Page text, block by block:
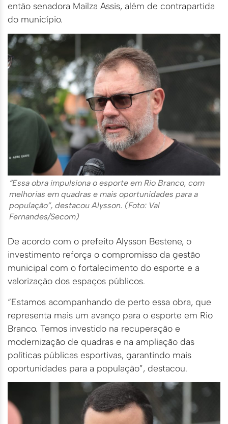
então senadora Mailza Assis, além de contrapartida
do município.
“Essa obra impulsiona o esporte em Rio Branco, com
melhorias em quadras e mais oportunidades para a
população”, destacou Alysson. (Foto: Val
Fernandes/Secom)
De acordo com o prefeito Alysson Bestene, o
investimento reforça o compromisso da gestão
municipal com o fortalecimento do esporte e a
valorização dos espaços públicos.
“Estamos acompanhando de perto essa obra, que
representa mais um avanço para o esporte em Rio
Branco. Temos investido na recuperação e
modernização de quadras e na ampliação das
políticas públicas esportivas, garantindo mais
oportunidades para a população”, destacou.